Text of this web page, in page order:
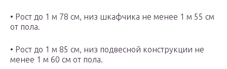
• Рост до 1 м 78 см, низ шкафчика не менее 1 м 55 см
от пола.
• Рост до 1 м 85 см, низ подвесной конструкции не
менее 1 м 60 см от пола.